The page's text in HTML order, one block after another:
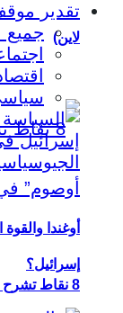
لاين)
8 نقاط
تقدير
جميع
أوغندا
إسرائيل؟